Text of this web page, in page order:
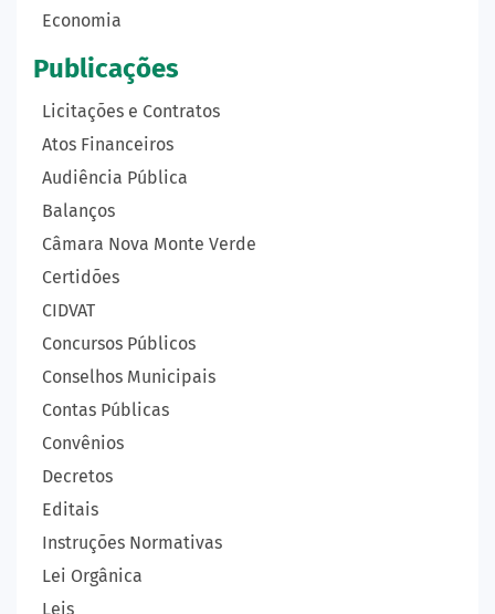
Economia
Publicações
Licitações e Contratos
Atos Financeiros
Audiência Pública
Balanços
Câmara Nova Monte Verde
Certidões
CIDVAT
Concursos Públicos
Conselhos Municipais
Contas Públicas
Convênios
Decretos
Editais
Instruções Normativas
Lei Orgânica
Leis